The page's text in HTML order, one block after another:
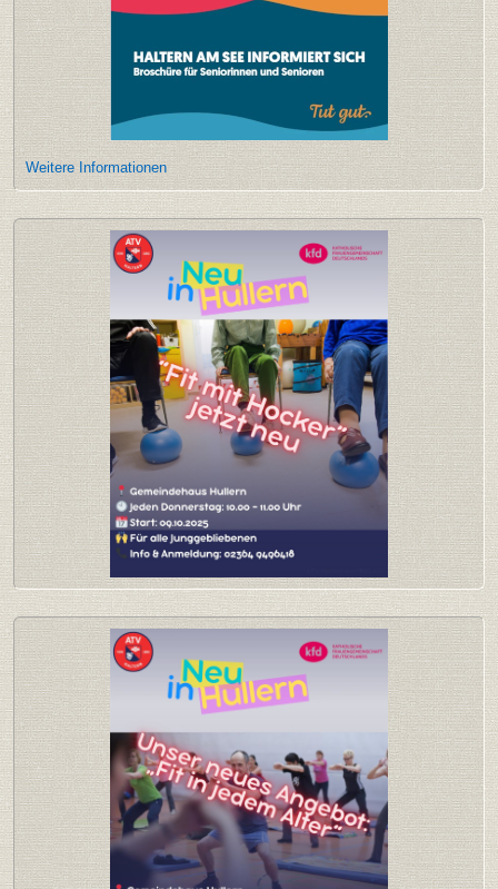
Weitere Informationen